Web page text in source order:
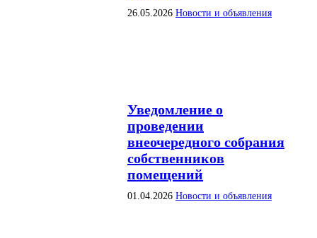
26.05.2026 Новости и объявления
Уведомление о
проведении
внеочередного собрания
собственников
помещений
01.04.2026 Новости и объявления